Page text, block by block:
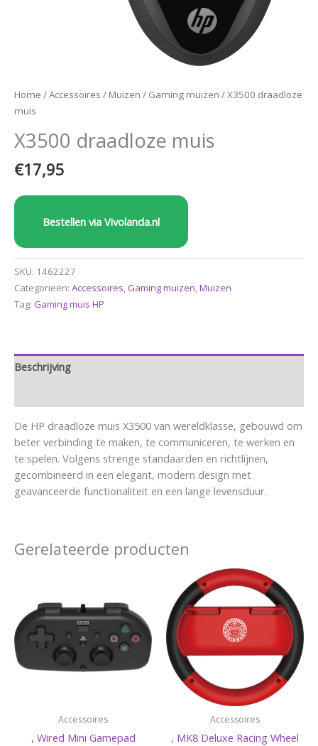
Home /Accessoires / Muizen / Gaming muizen / X3500 draadloze
muis
X3500 draadloze muis
€17,95
Bestellen via Vivolanda.nl
SKU: 1462227
Categorieën: Accessoires, Gaming muizen,Muizen
Tag: Gaming muis HP
Beschrijving
De HP draadloze muis X3500 van wereldklasse, gebouwd om
beter verbinding te maken, te communiceren, te werken en
te spelen. Volgens strenge standaarden en richtlijnen,
gecombineerd in een elegant, modern design met
geavanceerde functionaliteit en een lange levensduur.
Gerelateerde producten
Accessoires
, Wired Mini Gamepad
Accessoires
, MK8 Deluxe Racing Wheel